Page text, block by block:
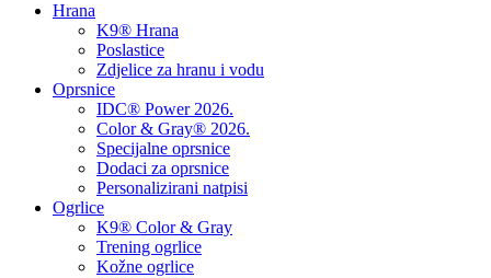
Hrana
K9® Hrana
Poslastice
Zdjelice za hranu i vodu
Oprsnice
IDC® Power 2026.
Color & Gray® 2026.
Specijalne oprsnice
Dodaci za oprsnice
Personalizirani natpisi
Ogrlice
K9® Color & Gray
Trening ogrlice
Kožne ogrlice